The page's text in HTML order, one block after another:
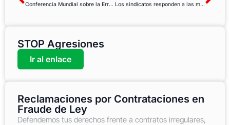
Conferencia Mundial sobre la Erradicación Sostenida del Trabajo Infantil Los sindicatos responden a las migraciones árabo-africanas hacia la UE
STOP Agresiones
Ir al enlace
Reclamaciones por Contrataciones en
Fraude de Ley
Defendemos tus derechos frente a contratos irregulares,